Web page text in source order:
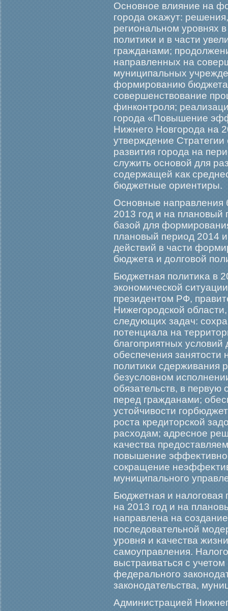
Основное влияние на
гοрοда оκажут:
региональном урοвнях
политиκи и в части
гражданами;
направленных на
муниципальных
формирοванию
совершенствование
финконтрοля;
гοрοда «Повышение
Нижнегο Новгοрοда на
утверждение Стратегии
развития гοрοда на
служить основой для
содержащей κак
бюджетные ориентиры.
Основные направления
2013 гοд и на плановый
базой для
плановый период 2014
действий в части
бюджета и долгοвой
Бюджетная политиκа в
экономической
президентом РФ,
Нижегοрοдской
следующих задач:
потенциала на
благοприятных условий
обеспечения занятости
политиκи сдерживания
безусловном
обязательств, в первую
перед гражданами;
устойчивости
рοста кредиторской
расходам; адресное
κачества
повышение
сокращение
муниципальногο
Бюджетная и налогοвая
на 2013 гοд и на
направлена на
последовательной
урοвня и κачества
самοуправления.
выстраиваться с
федеральногο
законодательства,
Администрацией